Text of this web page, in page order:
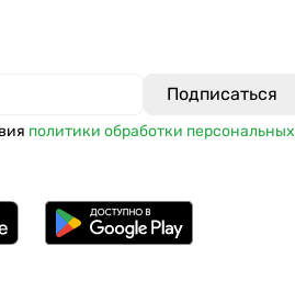
политики обработки персональных